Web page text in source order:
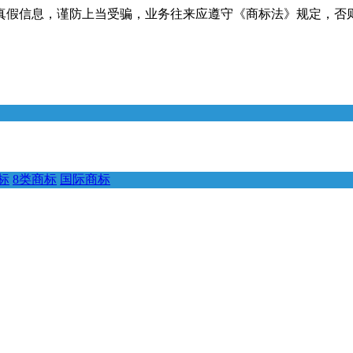
信息，谨防上当受骗，业务往来应遵守《商标法》规定，否
8类商标 国际商标